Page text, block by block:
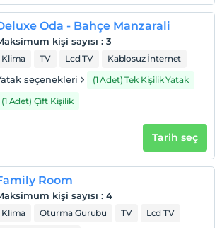
bulunuyor. Plajda The Beach Lounge
boyu hizmet veriyor. Güneş
ücretsiz olarak sunuluyor. Tesisin
bulunmaktadır.
Haritada Göster
ve sonrası
Oda - Bahçe Manzarali
kişi sayısı : 3
Klima TV Lcd TV Kablosuz İnternet
seçenekleri
(1 Adet) Tek Kişilik Yatak
(1 Adet) Çift Kişilik
Tarih seç
Room
kişi sayısı : 4
Klima Oturma Gurubu TV
Lcd TV